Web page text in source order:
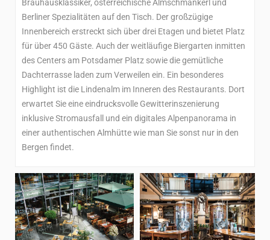
Brauhausklassiker, österreichische Almschmankerl und
Berliner Spezialitäten auf den Tisch. Der großzügige
Innenbereich erstreckt sich über drei Etagen und bietet Platz
für über 450 Gäste. Auch der weitläufige Biergarten inmitten
des Centers am Potsdamer Platz sowie die gemütliche
Dachterrasse laden zum Verweilen ein. Ein besonderes
Highlight ist die Lindenalm im Inneren des Restaurants. Dort
erwartet Sie eine eindrucksvolle Gewitterinszenierung
inklusive Stromausfall und ein digitales Alpenpanorama in
einer authentischen Almhütte wie man Sie sonst nur in den
Bergen findet.